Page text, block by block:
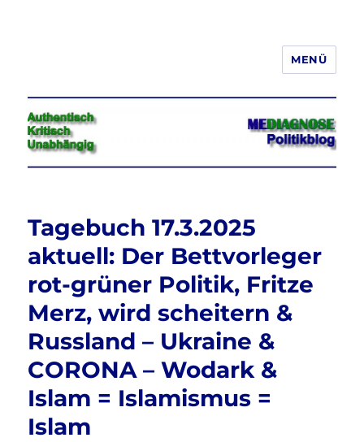
Jeder hat das Recht, seine
Meinung in Wort, Schrift und Bild
frei zu äußern und zu verbreiten
MENÜ
Tagebuch 17.3.2025
aktuell: Der Bettvorleger
rot-grüner Politik, Fritze
Merz, wird scheitern &
Russland – Ukraine &
CORONA – Wodark &
Islam = Islamismus =
Islam